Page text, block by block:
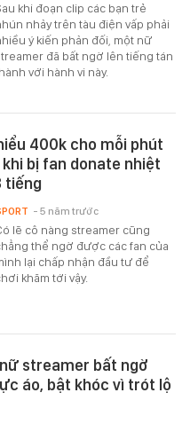
khi đoạn clip các bạn trẻ
nhảy trên tàu điện vấp phải
ý kiến phản đối, một nữ
đã bất ngờ lên tiếng tán
với hành vi này.
400k cho mỗi phút
bị fan donate nhiệt
tiếng
lẽ cô nàng streamer cũng
thể ngờ được các fan của
lại chấp nhận đầu tư để
khăm tới vậy.
- 5 năm trước
streamer bất ngờ
áo, bật khóc vì trót lộ